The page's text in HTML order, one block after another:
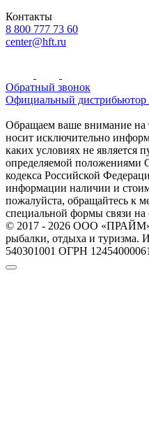
Контакты
8 800 777 73 60
center@hft.ru
Обратный звонок
Официальный дистрибьютор
Обращаем ваше внимание на
носит исключительно
каких условиях не является
определяемой положениями
кодекса Российской
информации наличии и
пожалуйста, обращайтесь к
специальной формы связи на
© 2017 - 2026 ООО «ПРАЙМ».
рыбалки, отдыха и
540301001 ОГРН